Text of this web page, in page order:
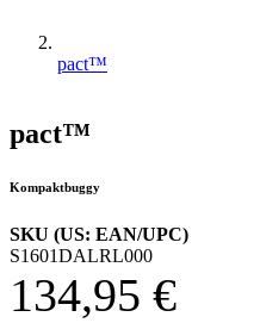
pact™
pact™
Kompaktbuggy
SKU (US: EAN/UPC)
S1601DALRL000
134,95 €